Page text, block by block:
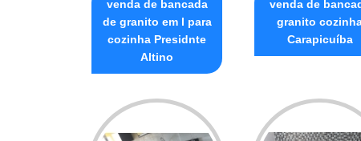
venda de bancada
de granito em l para
cozinha Presidnte
Altino
venda de
granito
Carapicuíba